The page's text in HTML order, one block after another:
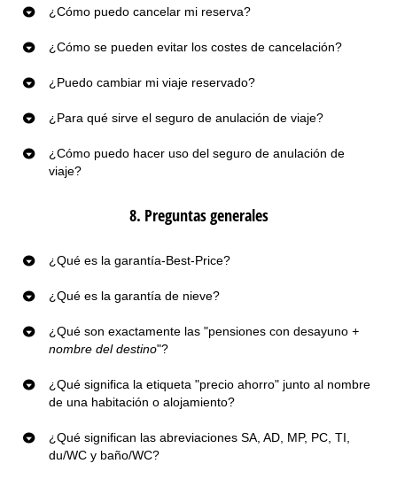
¿Cómo puedo cancelar mi reserva?
¿Cómo se pueden evitar los costes de cancelación?
¿Puedo cambiar mi viaje reservado?
¿Para qué sirve el seguro de anulación de viaje?
¿Cómo puedo hacer uso del seguro de anulación de
viaje?
8. Preguntas generales
¿Qué es la garantía-Best-Price?
¿Qué es la garantía de nieve?
¿Qué son exactamente las "pensiones con desayuno +
nombre del destino"?
¿Qué significa la etiqueta "precio ahorro" junto al nombre
de una habitación o alojamiento?
¿Qué significan las abreviaciones SA, AD, MP, PC, TI,
du/WC y baño/WC?